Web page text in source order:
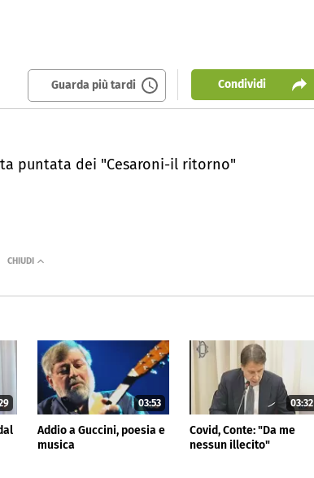
Guarda più tardi Condividi
puntata dei "Cesaroni-il ritorno"
03:53
Addio a Guccini, poesia e
musica
03:32
Covid, Conte: "Da me
nessun illecito"